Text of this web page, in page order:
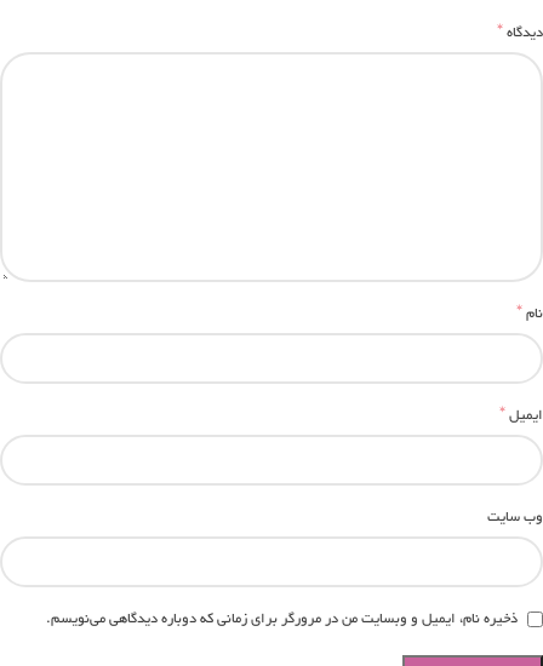
دیدگاه*
نام*
ایمیل*
وب‌ سایت
ذخیره نام، ایمیل و وبسایت من در مرورگر برای زمانی که دوباره دیدگاهی می‌نویسم.